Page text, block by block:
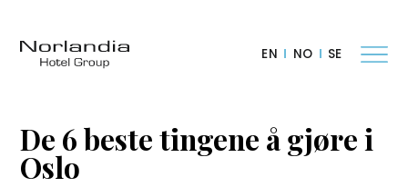
EN NO SE
De 6 beste tingene å gjøre i
Oslo